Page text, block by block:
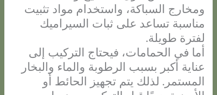
ومخارج السباكة، واستخدام مواد تثبيت
مناسبة تساعد على ثبات السيراميك
لفترة طويلة.
أما في الحمامات، فيحتاج التركيب إلى
عناية أكبر بسبب الرطوبة والماء والبخار
المستمر. لذلك يتم تجهيز الحائط أو